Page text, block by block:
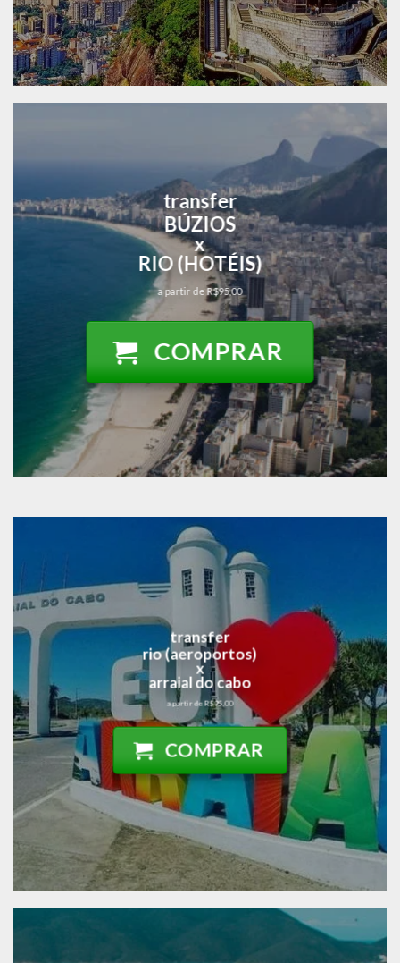
transfer
BÚZIOS
x
RIO (HOTÉIS)
a partir de R$95,00
COMPRAR
transfer
rio (aeroportos)
x
arraial do cabo
a partir de R$95,00
COMPRAR